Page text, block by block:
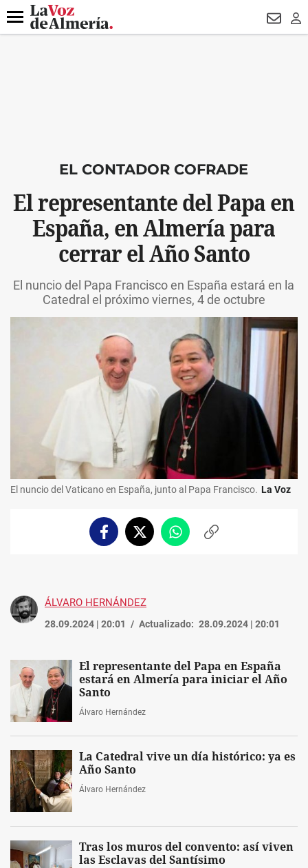
DESTACADO
Menú
EL CONTADOR COFRADE
El representante del Papa en
España, en Almería para
cerrar el Año Santo
El nuncio del Papa Francisco en España estará en la
Catedral el próximo viernes, 4 de octubre
El nuncio del Vaticano en España, junto al Papa Francisco. La Voz
FacebookTwitterWhatsappCopiar
ÁLVARO HERNÁNDEZ
28.09.2024 | 20:01 Actualizado: 28.09.2024 | 20:01
El representante del Papa en España
estará en Almería para iniciar el Año
Santo
Álvaro Hernández
La Catedral vive un día histórico: ya es
Año Santo
Álvaro Hernández
Tras los muros del convento: así viven
las Esclavas del Santísimo